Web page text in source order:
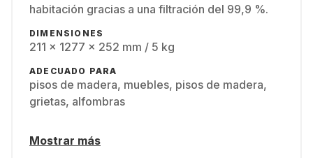
habitación gracias a una filtración del 99,9 %.
DIMENSIONES
211 x 1277 x 252 mm / 5 kg
ADECUADO PARA
pisos de madera, muebles, pisos de madera,
grietas, alfombras
Mostrar más